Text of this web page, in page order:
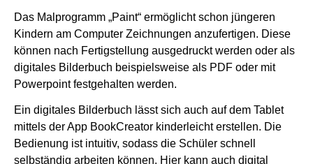
Das Malprogramm „Paint“ ermöglicht schon jüngeren
Kindern am Computer Zeichnungen anzufertigen. Diese
können nach Fertigstellung ausgedruckt werden oder als
digitales Bilderbuch beispielsweise als PDF oder mit
Powerpoint festgehalten werden.
Ein digitales Bilderbuch lässt sich auch auf dem Tablet
mittels der App BookCreator kinderleicht erstellen. Die
Bedienung ist intuitiv, sodass die Schüler schnell
selbständig arbeiten können. Hier kann auch digital